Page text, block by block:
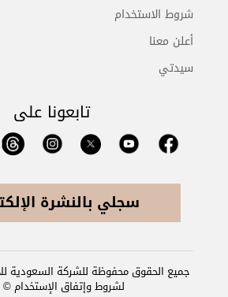
شروط الاستخدام
أعلن معنا
سيدتي
تابعونا على
سجلي بالنشرة
جميع الحقوق محفوظة للشركة السعودية
لشروط وإتفاق الإستخدام © 2026